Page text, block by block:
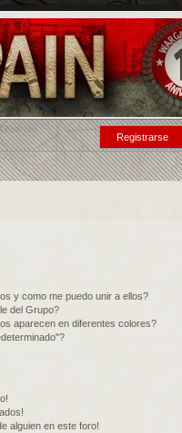
Registrarse
y como me puedo unir a ellos?
del Grupo?
aparecen en diferentes colores?
alguien en este foro!